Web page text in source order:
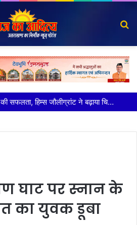
का सीधे मिल रहा लाभः धामी
घाट पर स्नान के
का युवक डूबा